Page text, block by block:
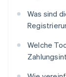
Was sind
Welche